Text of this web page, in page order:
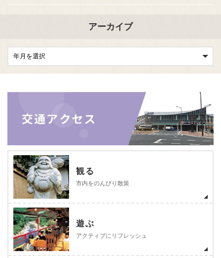
アーカイブ
観る
市内をのんびり散策
遊ぶ
アクティブにリフレッシュ